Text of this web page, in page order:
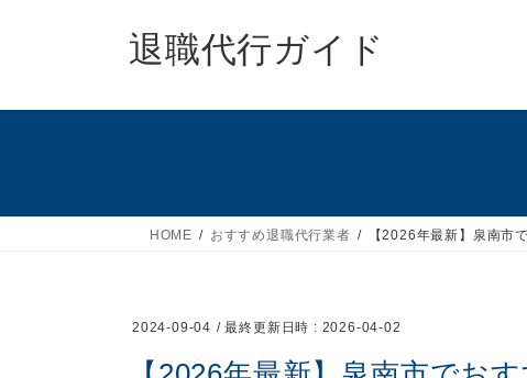
ッ
移
退職代行ガイド
HOME おすすめ退職代行業者 【2026年最新】泉南市
2024-09-04 / 最終更新日時 : 2026-04-02